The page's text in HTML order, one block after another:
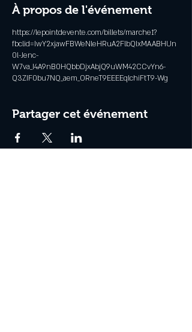
À propos de l'événement
https://lepointdevente.com/billets/marche1?
fbclid=IwY2xjawFBWeNleHRuA2FlbQIxMAABHUn
0l-Jenc-
W7va_I4A9nB0HQbbDjxAbjQ9uWM42CCvYn6-
Q3ZIF0bu7NQ_aem_ORneT9EEEEqlchiFtT9-Wg
Partager cet événement